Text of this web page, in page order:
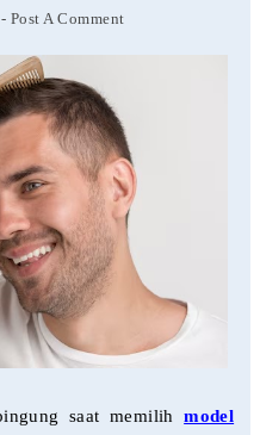
- Post A Comment
saat memilihmodel